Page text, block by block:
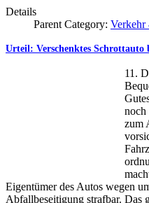
Details
Parent Category: Verkehr
Urteil: Verschenktes
11.
noch
zum
Eigentümer des Autos wegen
Abfallbeseitigung strafbar. Das